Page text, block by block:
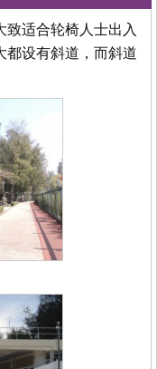
致适合轮椅人士出入
都设有斜道，而斜道